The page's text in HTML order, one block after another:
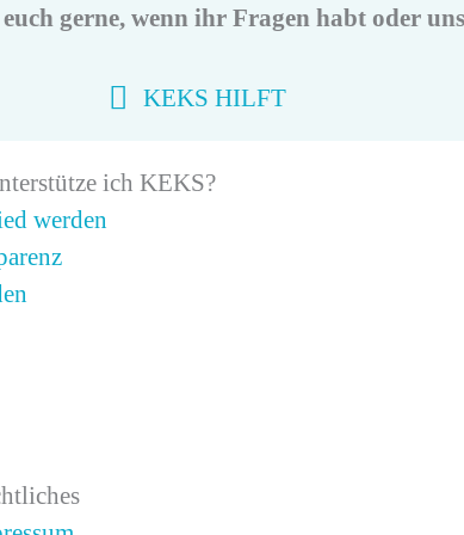
gerne, wenn ihr Fragen habt oder
KEKS HILFT
ich KEKS?
werden